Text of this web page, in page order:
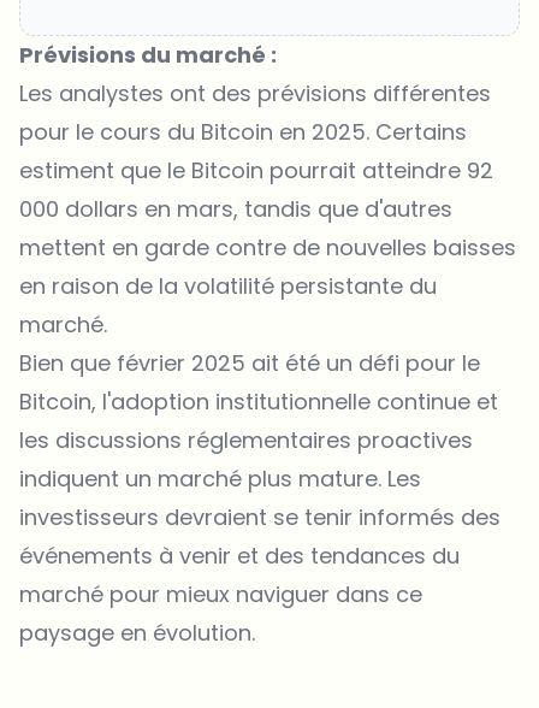
Prévisions du marché :
Les analystes ont des prévisions différentes
pour le cours du Bitcoin en 2025. Certains
estiment que le Bitcoin pourrait atteindre 92
000 dollars en mars, tandis que d'autres
mettent en garde contre de nouvelles baisses
en raison de la volatilité persistante du
marché.
Bien que février 2025 ait été un défi pour le
Bitcoin, l'adoption institutionnelle continue et
les discussions réglementaires proactives
indiquent un marché plus mature. Les
investisseurs devraient se tenir informés des
événements à venir et des tendances du
marché pour mieux naviguer dans ce
paysage en évolution.